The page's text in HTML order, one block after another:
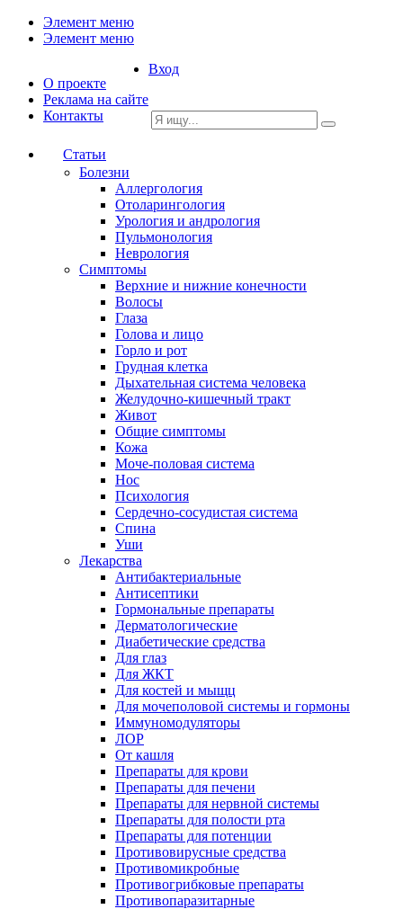
Элемент меню
Элемент меню
О проекте
Реклама на сайте
Контакты
Вход
Статьи
Болезни
Аллергология
Отоларингология
Урология и андрология
Пульмонология
Неврология
Симптомы
Верхние и нижние конечности
Волосы
Глаза
Голова и лицо
Горло и рот
Грудная клетка
Дыхательная система человека
Желудочно-кишечный тракт
Живот
Общие симптомы
Кожа
Моче-половая система
Нос
Психология
Сердечно-сосудистая система
Спина
Уши
Лекарства
Антибактериальные
Антисептики
Гормональные препараты
Дерматологические
Диабетические средства
Для глаз
Для ЖКТ
Для костей и мыщц
Для мочеполовой системы и гормоны
Иммуномодуляторы
ЛОР
От кашля
Препараты для крови
Препараты для печени
Препараты для нервной системы
Препараты для полости рта
Препараты для потенции
Противовирусные средства
Противомикробные
Противогрибковые препараты
Противопаразитарные